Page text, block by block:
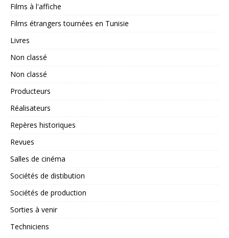
Films à l'affiche
Films étrangers tournées en Tunisie
Livres
Non classé
Non classé
Producteurs
Réalisateurs
Repères historiques
Revues
Salles de cinéma
Sociétés de distibution
Sociétés de production
Sorties à venir
Techniciens